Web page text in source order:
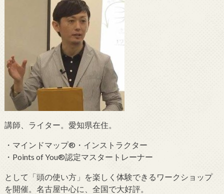
講師、ライター。愛知県在住。
・マインドマップ®・インストラクター
・Points of You®認定マスタートレーナー
として「頭の使い方」を楽しく体験できるワークショップ
を開催。名古屋中心に、全国で大好評。